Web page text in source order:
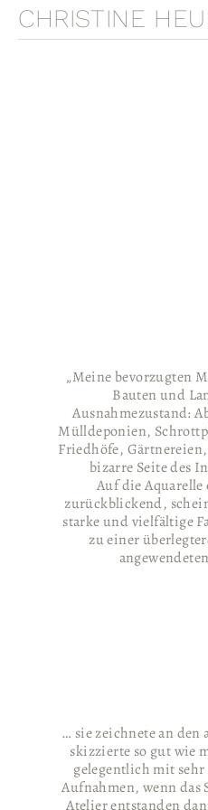
CHRISTINE
„Meine bevorzugten
Bauten und
Ausnahmezustand:
Mülldeponien,
Friedhöfe,
bizarre Seite des
Auf die Aquarelle
zurückblickend,
starke und vielfältige
zu einer
… sie zeichnete an den
skizzierte so gut wie
gelegentlich mit
Aufnahmen, wenn das
Atelier entstanden